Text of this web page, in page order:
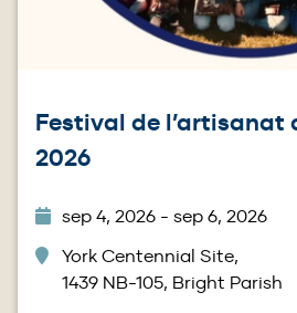
Festival de l’artisanat
2026
sep 4, 2026 - sep 6, 2026
York Centennial Site,
1439 NB-105, Bright Parish